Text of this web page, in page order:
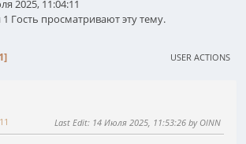
2025, 11:04:11
Гость просматривают эту тему.
1 USER ACTIONS
Last Edit: 14 Июля 2025, 11:53:26 by OlNN